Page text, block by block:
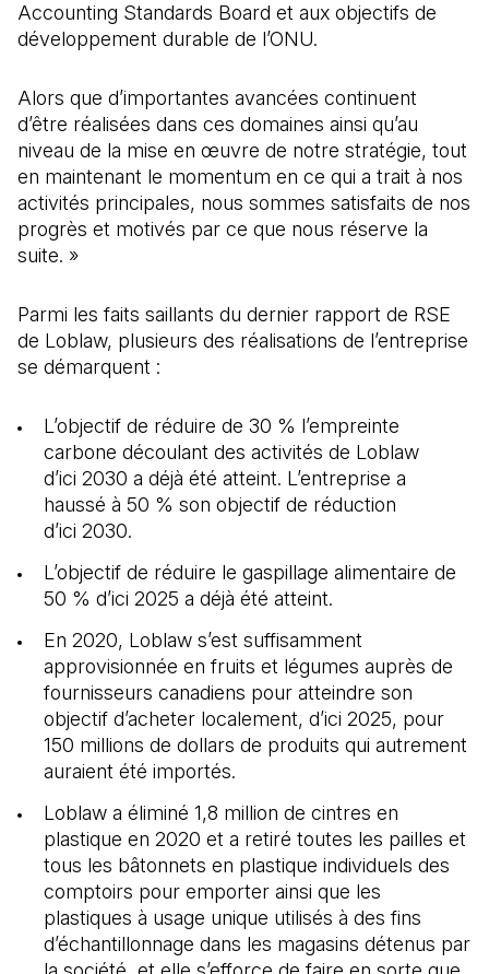
Accounting Standards Board et aux objectifs de
développement durable de l’ONU.
Alors que d’importantes avancées continuent
d’être réalisées dans ces domaines ainsi qu’au
niveau de la mise en œuvre de notre stratégie, tout
en maintenant le momentum en ce qui a trait à nos
activités principales, nous sommes satisfaits de nos
progrès et motivés par ce que nous réserve la
suite. »
Parmi les faits saillants du dernier rapport de RSE
de Loblaw, plusieurs des réalisations de l’entreprise
se démarquent :
L’objectif de réduire de 30 % l’empreinte
carbone découlant des activités de Loblaw
d’ici 2030 a déjà été atteint. L’entreprise a
haussé à 50 % son objectif de réduction
d’ici 2030.
L’objectif de réduire le gaspillage alimentaire de
50 % d’ici 2025 a déjà été atteint.
En 2020, Loblaw s’est suffisamment
approvisionnée en fruits et légumes auprès de
fournisseurs canadiens pour atteindre son
objectif d’acheter localement, d’ici 2025, pour
150 millions de dollars de produits qui autrement
auraient été importés.
Loblaw a éliminé 1,8 million de cintres en
plastique en 2020 et a retiré toutes les pailles et
tous les bâtonnets en plastique individuels des
comptoirs pour emporter ainsi que les
plastiques à usage unique utilisés à des fins
d’échantillonnage dans les magasins détenus par